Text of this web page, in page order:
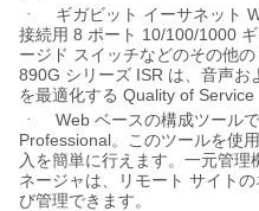
·
ギガビット イーサネット
接続用 8 ポート 10/100/1000
ージド スイッチなどのその他の
890G シリーズ ISR は、音声お
を最適化する Quality of Service
·
Web ベースの構成ツール
Professional。このツールを使
入を簡単に行えます。一元管理
ネージャは、リモート サイトの
び管理できます。